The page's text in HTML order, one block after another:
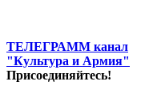
ТЕЛЕГРАММ канал
"Культура и Армия"
Присоединяйтесь!